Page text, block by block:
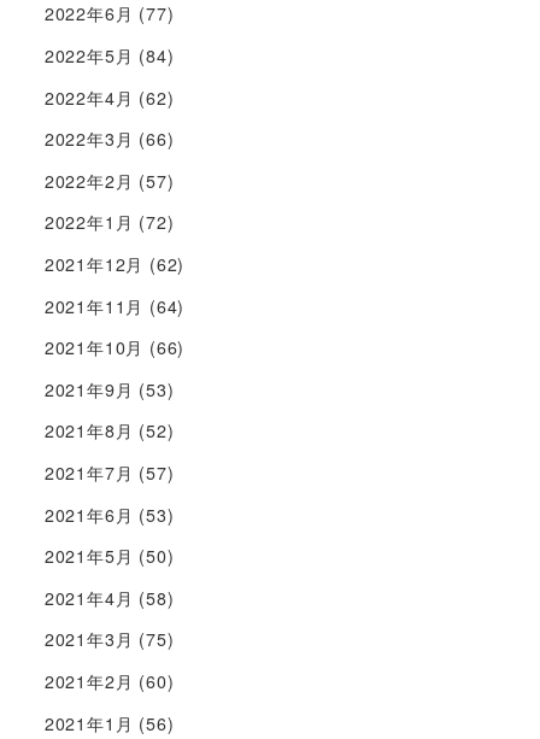
2022年6月 (77)
2022年5月 (84)
2022年4月 (62)
2022年3月 (66)
2022年2月 (57)
2022年1月 (72)
2021年12月 (62)
2021年11月 (64)
2021年10月 (66)
2021年9月 (53)
2021年8月 (52)
2021年7月 (57)
2021年6月 (53)
2021年5月 (50)
2021年4月 (58)
2021年3月 (75)
2021年2月 (60)
2021年1月 (56)